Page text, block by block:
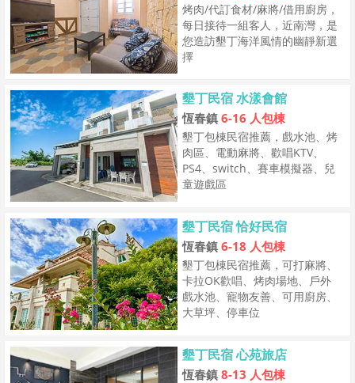
烤肉/代訂食材/麻將/借用廚房，
每日接待一組客人，近南灣，是
您造訪墾丁海洋風情的幽靜新選
擇
墾丁民宿 水漾會館
恆春鎮 6-16 人包棟
墾丁包棟民宿推薦，戲水池、烤
肉區、電動麻將、歡唱KTV、
PS4、switch、賽車模擬器、兒
童遊戲區
墾丁民宿 恰好民宿
恆春鎮 6-18 人包棟
墾丁包棟民宿推薦，可打麻將、
卡拉OK歡唱、烤肉場地、戶外
戲水池、寵物友善、可用廚房、
大草坪、停車位
墾丁民宿 心苑旅店
恆春鎮 8-13 人包棟